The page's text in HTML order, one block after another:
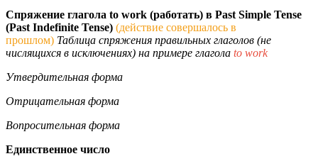
Спряжение глагола to work (работать) в Past Simple Tense
(Past Indefinite Tense) (действие совершалось в
прошлом) Таблица спряжения правильных глаголов (не
числящихся в исключениях) на примере глагола to work
Утвердительная форма
Отрицательная форма
Вопросительная форма
Единственное число